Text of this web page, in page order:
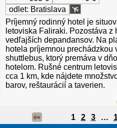
odlet: Bratislava
Príjemný rodinný hotel je
letoviska Faliraki. Pozostáva z
vedľajších depandansov. Na
hotela príjemnou prechádzkou
shuttlebus, ktorý premáva v
hotelom. Rušné centrum
cca 1 km, kde nájdete
barov, reštaurácií a taverien.
1 2 3 ...